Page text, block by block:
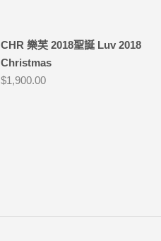
CHR 樂芙 2018聖誕 Luv 2018
Christmas
$1,900.00